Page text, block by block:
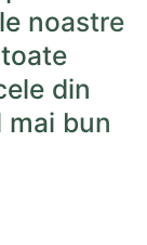
noastre
din
bun